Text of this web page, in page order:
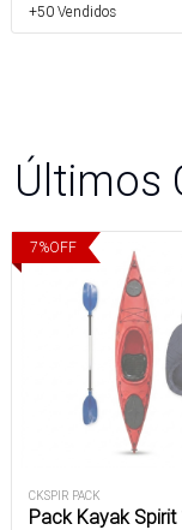
+50 Vendidos
Últimos
7%OFF
CKSPIR PACK
Pack Kayak Spirit